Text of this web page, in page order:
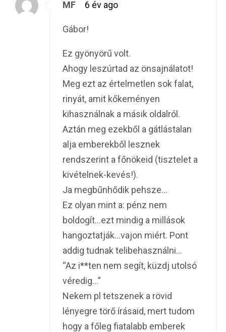
MF 6 év ago
Gábor!
Ez gyönyörű volt.
Ahogy leszúrtad az önsajnálatot!
Meg ezt az értelmetlen sok falat,
rinyát, amit kőkeményen
kihasználnak a másik oldalról.
Aztán meg ezekből a gátlástalan
alja emberekből lesznek
rendszerint a főnökeid (tisztelet a
kivételnek-kevés!).
Ja megbűnhődik pehsze…
Ez olyan mint a: pénz nem
boldogít…ezt mindig a millások
hangoztatják…vajon miért. Pont
addig tudnak telibehasználni…
“Az i**ten nem segít, küzdj utolsó
véredig…”
Nekem pl tetszenek a rövid
lényegre törő írásaid, mert tudom
hogy a főleg fiatalabb emberek